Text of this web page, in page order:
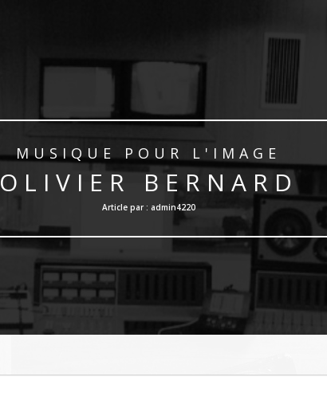
MUSIQUE POUR L'IMAGE
OLIVIER BERNARD
Article par : admin4220